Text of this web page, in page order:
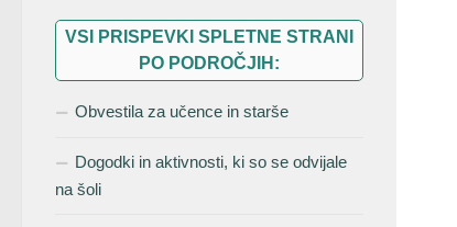
VSI PRISPEVKI SPLETNE STRANI
PO PODROČJIH:
Obvestila za učence in starše
Dogodki in aktivnosti, ki so se odvijale
na šoli